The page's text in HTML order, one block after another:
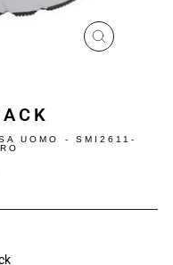
CHIUDI
UOMO - SMI2611-